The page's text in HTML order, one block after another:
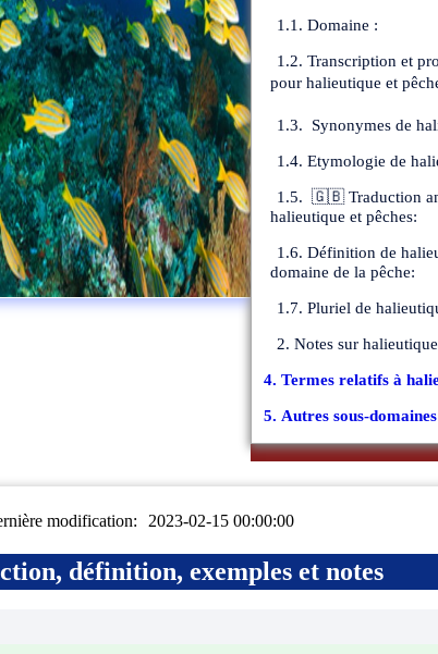
1.1. Domaine :
1.2. Transcription et
pour halieutique et
1.3. Synonymes de
1.4. Etymologie de
1.5. 🇬🇧 Traduction
halieutique et pêches:
1.6. Définition de
domaine de la pêche:
1.7. Pluriel de
2. Notes sur halieutique
4. Termes relatifs à
5. Autres sous-
modification: 2023-02-15 00:00:00
définition, exemples et notes